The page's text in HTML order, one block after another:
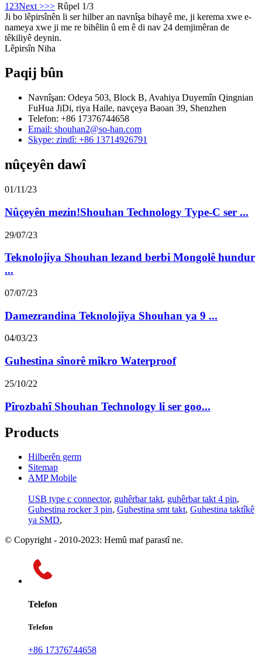
1 23Next >>> Rûpel 1/3
Ji bo lêpirsînên li ser hilber an navnîşa bihayê me, ji kerema xwe e-
nameya xwe ji me re bihêlin û em ê di nav 24 demjimêran de
têkiliyê deynin.
Lêpirsîn Niha
Paqij bûn
Navnîşan: Odeya 503, Block B, Avahiya Duyemîn Qingnian
FuHua JiDi, riya Haile, navçeya Baoan 39, Shenzhen
Telefon: +86 17376744658
Email: shouhan2@so-han.com
Skype: zindî: +86 13714926791
nûçeyên dawî
01/11/23
Nûçeyên mezin!Shouhan Technology Type-C ser ...
29/07/23
Teknolojiya Shouhan lezand berbi Mongolê hundur
...
07/07/23
Damezrandina Teknolojiya Shouhan ya 9 ...
04/03/23
Guhestina sînorê mîkro Waterproof
25/10/22
Pîrozbahî Shouhan Technology li ser goo...
Products
Hilberên germ
Sitemap
AMP Mobile
USB type c connector, guhêrbar takt, guhêrbar takt 4 pin,
Guhestina rocker 3 pin, Guhestina smt takt, Guhestina taktîkê
ya SMD,
© Copyright - 2010-2023: Hemû maf parastî ne.
Telefon
Telefon
+86 17376744658